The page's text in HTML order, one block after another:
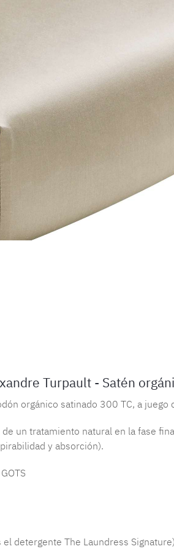
Turpault - Satén
orgánico satinado 300 TC, a juego
un tratamiento natural en la fase
y absorción).
detergente The Laundress Signature)